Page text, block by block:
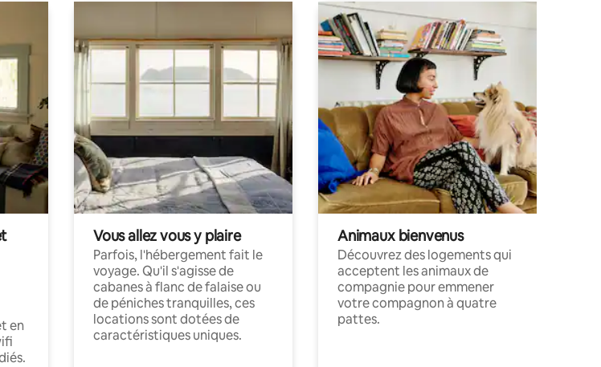
en
Vous allez vous y plaire
Parfois, l'hébergement fait le
voyage. Qu'il s'agisse de
cabanes à flanc de falaise ou
de péniches tranquilles, ces
locations sont dotées de
caractéristiques uniques.
Animaux bienvenus
Découvrez des logements qui
acceptent les animaux de
compagnie pour emmener
votre compagnon à quatre
pattes.